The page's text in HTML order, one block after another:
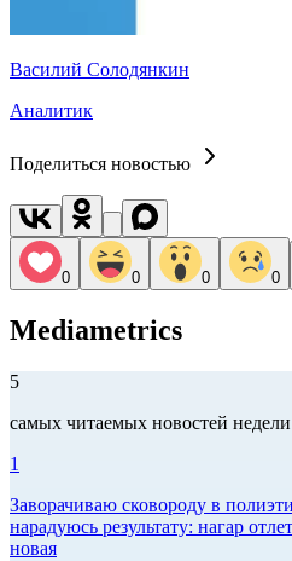
Василий Солодянкин
Аналитик
Поделиться новостью
0 0 0 0
Mediametrics
5
самых читаемых новостей недели
1
Заворачиваю сковороду в
нарадуюсь результату: нагар
новая